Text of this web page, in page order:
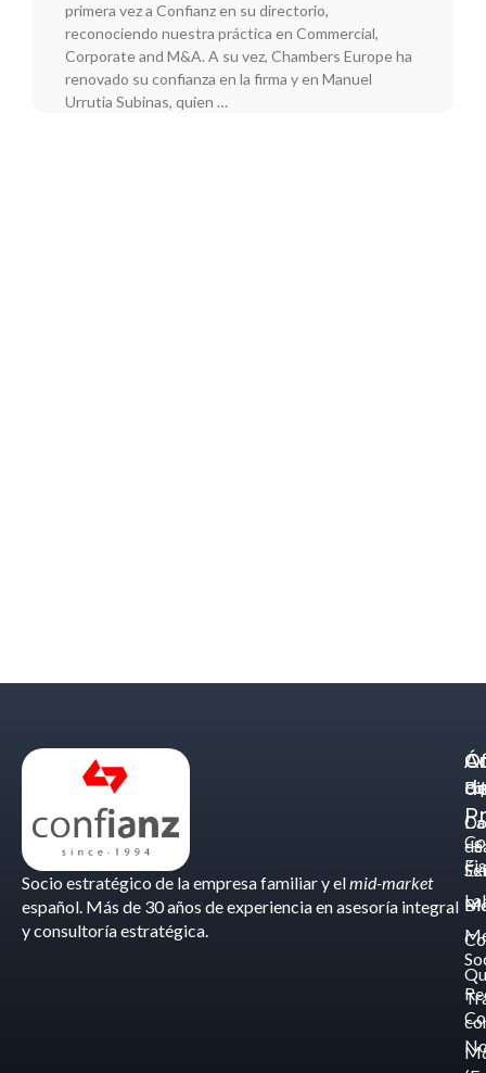
primera vez a Confianz en su directorio,
reconociendo nuestra práctica en Commercial,
Corporate and M&A. A su vez, Chambers Europe ha
renovado su confianza en la firma y en Manuel
Urrutia Subinas, quien …
Socio estratégico de la empresa familiar y elmid-market
español. Más de 30 años de experiencia en asesoría integral
y consultoría estratégica.
de
-